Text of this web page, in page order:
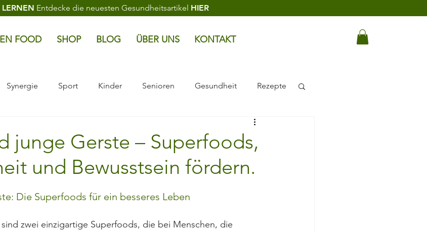
Entdecke die neuesten Gesundheitsartikel HIER
FOOD SHOP BLOG ÜBER UNS KONTAKT
Synergie Sport Kinder Senioren Gesundheit Rezepte
junge Gerste – Superfoods,
und Bewusstsein fördern.
Die Superfoods für ein besseres Leben
zwei einzigartige Superfoods, die bei Menschen, die